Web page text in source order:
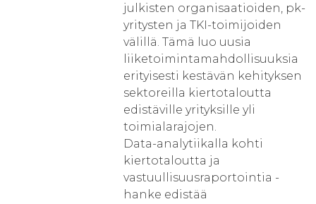
julkisten organisaatioiden, pk-
yritysten ja TKI-toimijoiden
välillä. Tämä luo uusia
liiketoimintamahdollisuuksia
erityisesti kestävän kehityksen
sektoreilla kiertotaloutta
edistäville yrityksille yli
toimialarajojen.
Data-analytiikalla kohti
kiertotaloutta ja
vastuullisuusraportointia -
hanke edistää